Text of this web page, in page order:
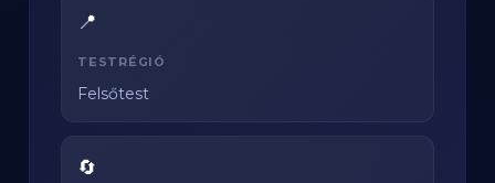
📍
TESTRÉGIÓ
Felsőtest
🔄